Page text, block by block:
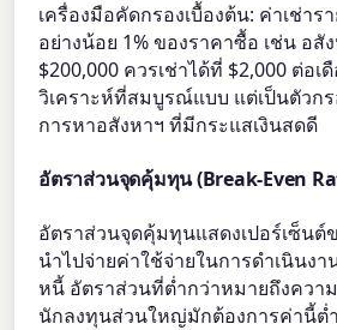
เครื่องมือคัดกรองเบื้องต้น: ค่าเช่าร
อย่างน้อย 1% ของราคาซื้อ เช่น อสั
$200,000 ควรเช่าได้ที่ $2,000 ต่อ
วิเคราะห์ที่สมบูรณ์แบบ แต่เป็นตัวก
การหาอสังหาฯ ที่มีกระแสเงินสดดี
อัตราส่วนจุดคุ้มทุน (Break-Even
อัตราส่วนจุดคุ้มทุนแสดงเปอร์เซ็นต์
นำไปจ่ายค่าใช้จ่ายในการดำเนินง
หนี้ อัตราส่วนที่ต่ำกว่าหมายถึงควา
นักลงทุนส่วนใหญ่มักต้องการค่านี้ต่